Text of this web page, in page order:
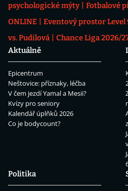
psychologické mýty
Fotbalové
ONLINE
Eventový prostor Level
vs. Pudilová
Chance Liga 2026/
Aktuálně
Epicentrum
Neštovice: příznaky, léčba
V čem jezdí Yamal a Mesii?
Kvízy pro seniory
Kalendář úplňků 2026
Co je bodycount?
Politika